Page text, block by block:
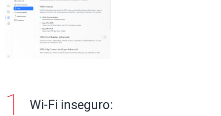
Wi-Fi inseguro: